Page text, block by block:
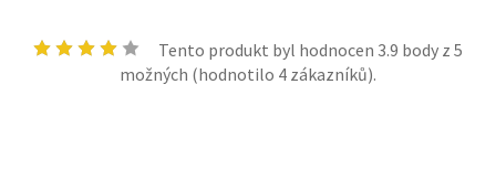
Tento produkt byl hodnocen 3.9 body z 5
možných (hodnotilo 4zákazníků).